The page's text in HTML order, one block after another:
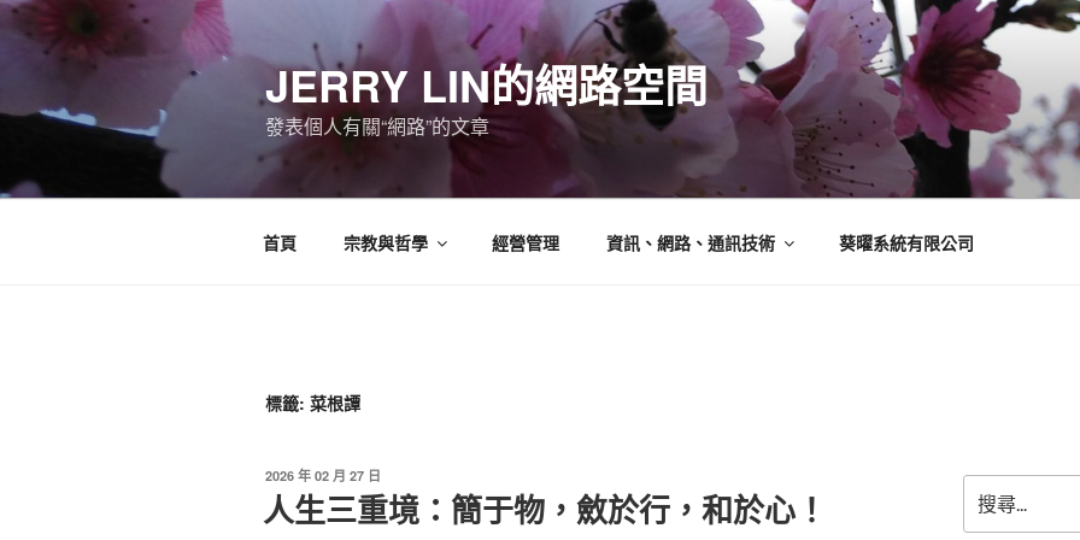
跳
JERRY LIN的網路空間
發表個人有關“網路”的文章
首頁 宗教與哲學 經營管理 資訊、網路、通訊技術 葵曜系統有限公司
標籤: 菜根譚
發
佈
於
2026 年 02 月 27 日
人生三重境：簡于物，斂於行，和於心！
尋